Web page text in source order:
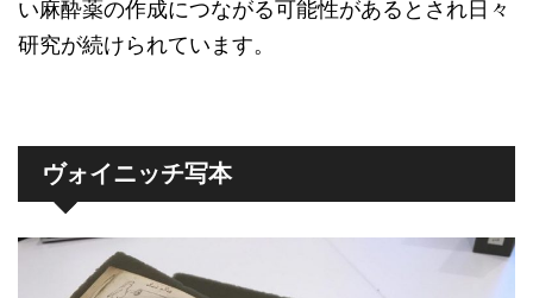
い麻酔薬の作成につながる可能性があるとされ日々
研究が続けられています。
ヴォイニッチ写本